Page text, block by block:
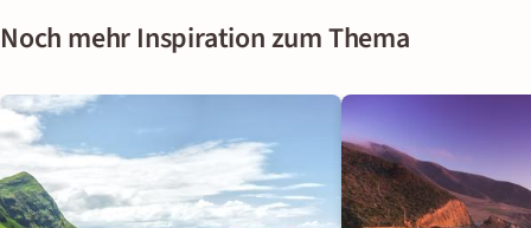
Noch mehr Inspiration zum Thema